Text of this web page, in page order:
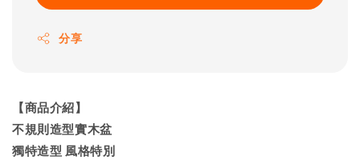
分享
【商品介紹】
不規則造型實木盆
獨特造型 風格特別